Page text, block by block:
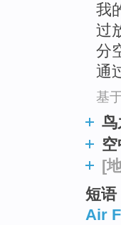
我
过
分
通
基
鸟
空
[
短语
Air